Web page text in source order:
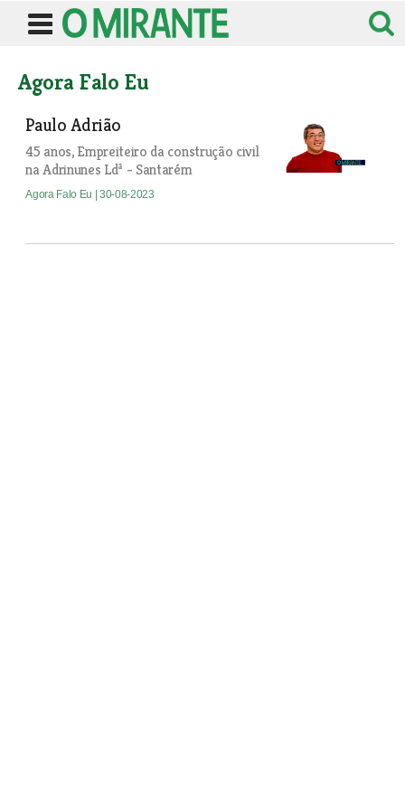
Agora Falo Eu
Paulo Adrião
45 anos, Empreiteiro da construção civil
na Adrinunes Ldª - Santarém
Agora Falo Eu | 30-08-2023